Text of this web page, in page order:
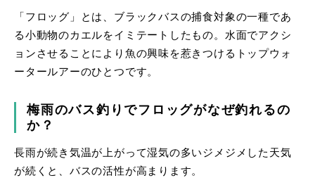
「フロッグ」とは、ブラックバスの捕食対象の一種であ
る小動物のカエルをイミテートしたもの。水面でアクシ
ョンさせることにより魚の興味を惹きつけるトップウォ
ータールアーのひとつです。
梅雨のバス釣りでフロッグがなぜ釣れるの
か？
長雨が続き気温が上がって湿気の多いジメジメした天気
が続くと、バスの活性が高まります。